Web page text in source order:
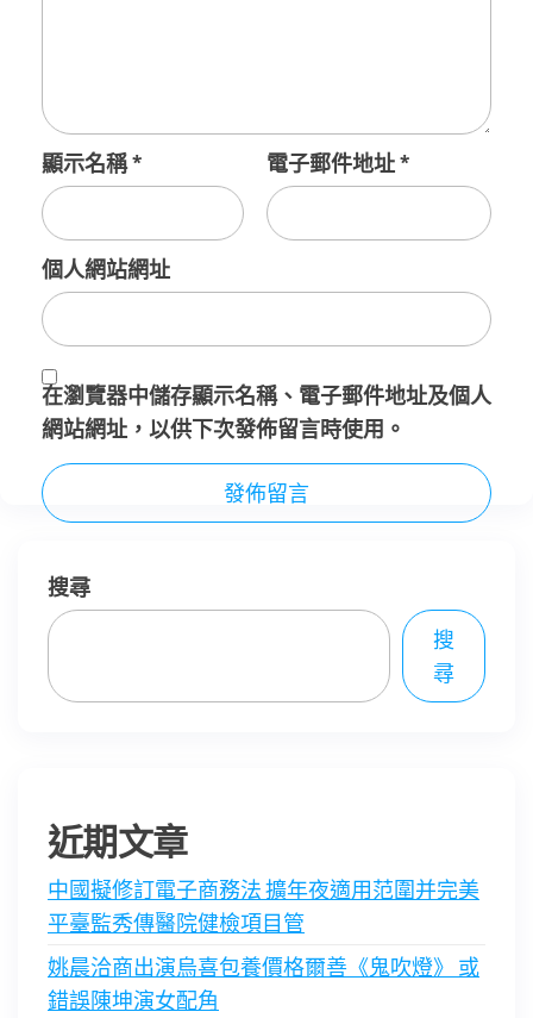
顯示名稱* 電子郵件地址*
個人網站網址
在瀏覽器中儲存顯示名稱、電子郵件地址及個人
網站網址，以供下次發佈留言時使用。
搜尋
搜
尋
近期文章
中國擬修訂電子商務法 擴年夜適用范圍并完美
平臺監秀傳醫院健檢項目管
姚晨洽商出演烏喜包養價格爾善《鬼吹燈》 或
錯誤陳坤演女配角